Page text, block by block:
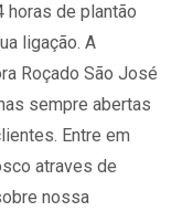
horas de plantão
ligação. A
Roçado São José
sempre abertas
Entre em
atraves de
nossa